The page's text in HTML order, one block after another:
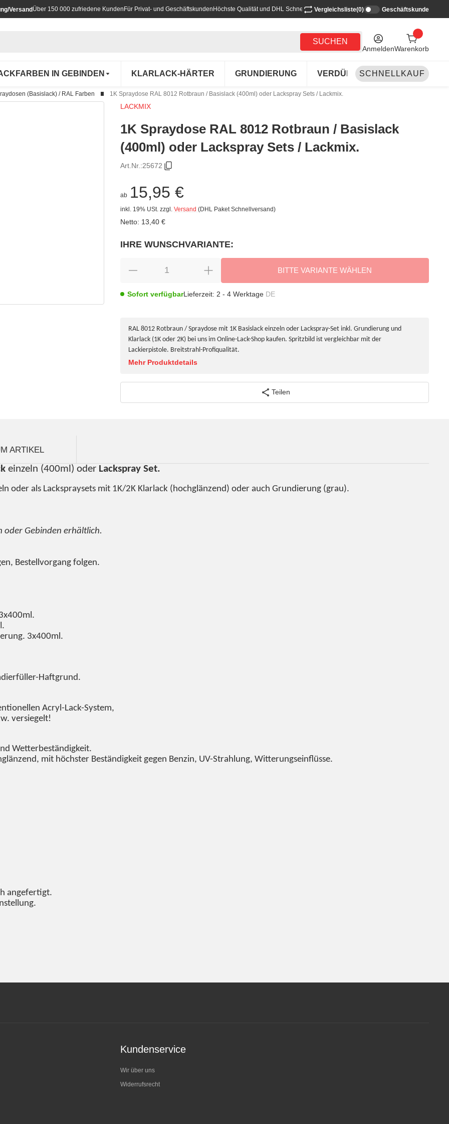
VersandÜber 150 000 zufriedene Kunden Für Privat- und Geschäftskunden Höchste Qualität und DHL SchnellversandVergleichsliste(0) Geschäftskunde
SUCHEN
AnmeldenWarenkorb
IN GEBINDEN KLARLACK-HÄRTER GRUNDIERUNG VERDÜNNEN-REINIGEN
SCHNELLKAUF
(Basislack) / RAL Farben 1K Spraydose RAL 8012 Rotbraun / Basislack (400ml) oder Lackspray Sets / Lackmix.
LACKMIX
1K Spraydose RAL 8012 Rotbraun / Basislack
(400ml) oder Lackspray Sets / Lackmix.
Art.Nr.:25672
ab 15,95 €
inkl. 19% USt. zzgl. Versand (DHL Paket Schnellversand)
Netto: 13,40 €
IHRE WUNSCHVARIANTE:
BITTE VARIANTE WÄHLEN
Sofort verfügbarLieferzeit: 2 - 4 Werktage DE
RAL 8012 Rotbraun / Spraydose mit 1K Basislack einzeln oder Lackspray-Set inkl. Grundierung und
Klarlack (1K oder 2K) bei uns im Online-Lack-Shop kaufen. Spritzbild ist vergleichbar mit der
Lackierpistole. Breitstrahl-Profiqualität.
Mehr Produktdetails
Teilen
ARTIKEL
einzeln (400ml) oder Lackspray Set.
oder als Lackspraysets mit 1K/2K Klarlack (hochglänzend) oder auch Grundierung (grau).
oder Gebinden erhältlich.
Bestellvorgang folgen.
3x400ml.
Haftgrund.
Acryl-Lack-System,
versiegelt!
Wetterbeständigkeit.
mit höchster Beständigkeit gegen Benzin, UV-Strahlung, Witterungseinflüsse.
angefertigt.
Kundenservice
Wir über uns
Widerrufsrecht